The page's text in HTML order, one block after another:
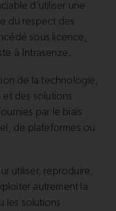
d’utiliser une
du respect des
sous licence,
à Intrasenze.
de la technologie,
des solutions
par le biais
de plateformes ou
utiliser, reproduire,
autrement la
les solutions